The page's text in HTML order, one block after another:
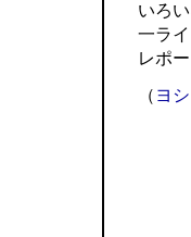
いろ
一ラ
レポ
（ ヨ